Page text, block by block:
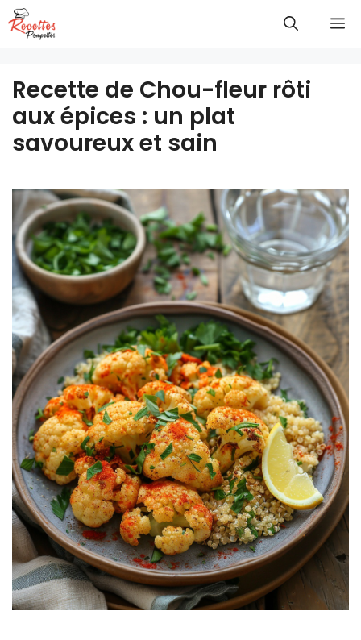
Aller
au
Recette de Chou-fleur rôti
aux épices : un plat
savoureux et sain